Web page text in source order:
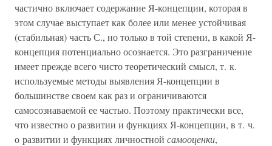
частично включает содержание Я-концепции, которая в
этом случае выступает как более или менее устойчивая
(стабильная) часть С., но только в той степени, в какой Я-
концепция потенциально осознается. Это разграничение
имеет прежде всего чисто теоретический смысл, т. к.
используемые методы выявления Я-концепции в
большинстве своем как раз и ограничиваются
самосознаваемой ее частью. Поэтому практически все,
что известно о развитии и функциях Я-концепции, в т. ч.
о развитии и функциях личностной самооценки,